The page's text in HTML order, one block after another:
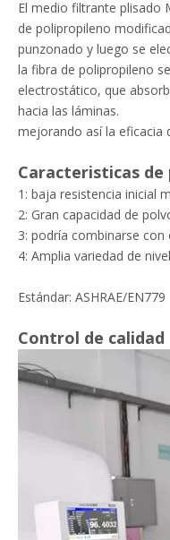
El medio filtrante plisado
de polipropileno
punzonado y luego se
la fibra de polipropileno
electrostático, que
hacia las láminas.
mejorando así la eficacia
Caracteristicas
1: baja resistencia inicial
2: Gran capacidad de
3: podría combinarse
4: Amplia variedad de
Estándar: ASHRAE/EN779
Control de calidad